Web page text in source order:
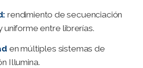
rendimiento de secuenciación
uniforme entre librerías.
en múltiples sistemas de
Illumina.